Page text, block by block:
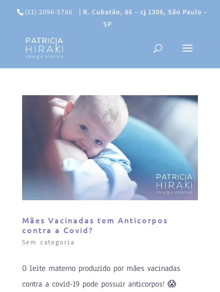
(11) 2096-5786 | R. Cubatão, 86 – cj 1308, São Paulo –
SP
Mães Vacinadas tem Anticorpos
contra a Covid?
Sem categoria
O leite materno produzido por mães vacinadas
contra a covid-19 pode possuir anticorpos! 😱⠀ ⠀